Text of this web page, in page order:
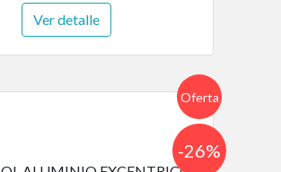
Ver detalle
Oferta
-26%